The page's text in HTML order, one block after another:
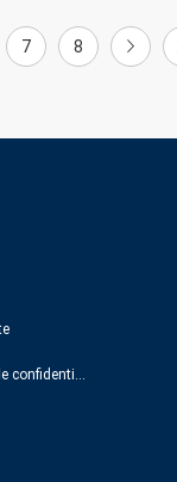
7 8
Politique de confidentialité